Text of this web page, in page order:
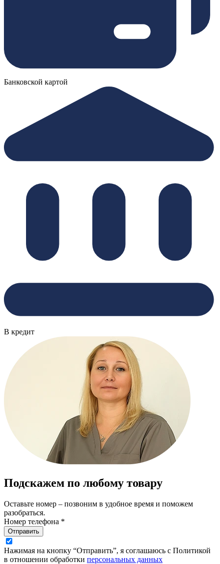
Банковской картой
В кредит
Подскажем по любому товару
Оставьте номер – позвоним в удобное время и поможем
разобраться.
Номер телефона *
Отправить
Нажимая на кнопку “Отправить”, я соглашаюсь с Политикой
в отношении обработки персональных данных